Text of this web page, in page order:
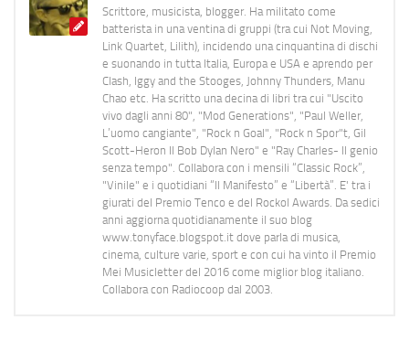
Scrittore, musicista, blogger. Ha militato come
batterista in una ventina di gruppi (tra cui Not Moving,
Link Quartet, Lilith), incidendo una cinquantina di dischi
e suonando in tutta Italia, Europa e USA e aprendo per
Clash, Iggy and the Stooges, Johnny Thunders, Manu
Chao etc. Ha scritto una decina di libri tra cui "Uscito
vivo dagli anni 80", "Mod Generations", "Paul Weller,
L’uomo cangiante", "Rock n Goal", "Rock n Spor"t, Gil
Scott-Heron Il Bob Dylan Nero" e "Ray Charles- Il genio
senza tempo". Collabora con i mensili “Classic Rock”,
"Vinile" e i quotidiani “Il Manifesto” e “Libertà”. E' tra i
giurati del Premio Tenco e del Rockol Awards. Da sedici
anni aggiorna quotidianamente il suo blog
www.tonyface.blogspot.it dove parla di musica,
cinema, culture varie, sport e con cui ha vinto il Premio
Mei Musicletter del 2016 come miglior blog italiano.
Collabora con Radiocoop dal 2003.